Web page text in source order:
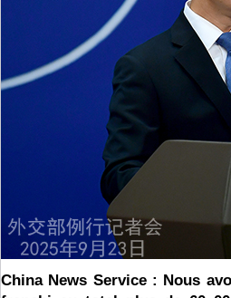
China News Service : Nous